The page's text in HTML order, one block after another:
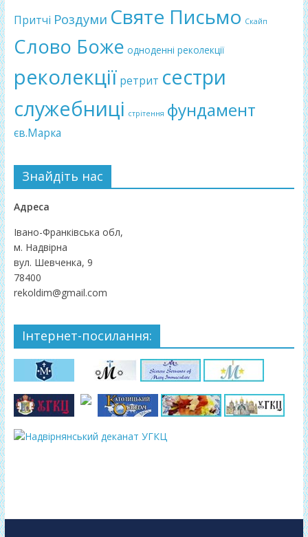
Притчі Роздуми Святе Письмо Скайп
Слово Боже одноденні реколекції
реколекції ретрит сестри
служебниці стрітення фундамент
єв.Марка
Знайдіть нас
Адреса
Івано-Франківська обл,
м. Надвірна
вул. Шевченка, 9
78400
rekoldim@gmail.com
Інтернет-посилання: